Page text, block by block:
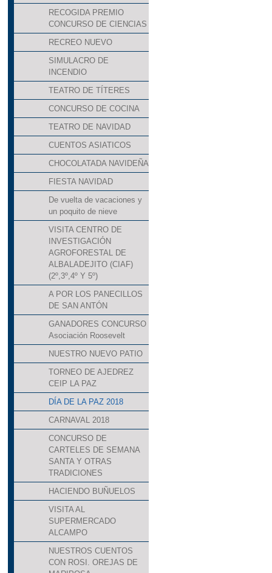
RECOGIDA PREMIO
CONCURSO DE CIENCIAS
RECREO NUEVO
SIMULACRO DE
INCENDIO
TEATRO DE TÍTERES
CONCURSO DE COCINA
TEATRO DE NAVIDAD
CUENTOS ASIATICOS
CHOCOLATADA NAVIDEÑA
FIESTA NAVIDAD
De vuelta de vacaciones y
un poquito de nieve
VISITA CENTRO DE
INVESTIGACIÓN
AGROFORESTAL DE
ALBALADEJITO (CIAF)
(2º,3º,4º Y 5º)
A POR LOS PANECILLOS
DE SAN ANTÓN
GANADORES CONCURSO
Asociación Roosevelt
NUESTRO NUEVO PATIO
TORNEO DE AJEDREZ
CEIP LA PAZ
DÍA DE LA PAZ 2018
CARNAVAL 2018
CONCURSO DE
CARTELES DE SEMANA
SANTA Y OTRAS
TRADICIONES
HACIENDO BUÑUELOS
VISITA AL
SUPERMERCADO
ALCAMPO
NUESTROS CUENTOS
CON ROSI. OREJAS DE